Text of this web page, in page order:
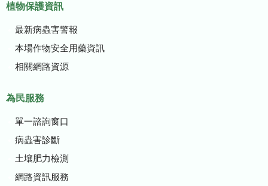
植物保護資訊
最新病蟲害警報
本場作物安全用藥資訊
相關網路資源
為民服務
單一諮詢窗口
病蟲害診斷
土壤肥力檢測
網路資訊服務